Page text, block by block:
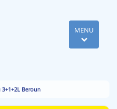
MENU
Beroun